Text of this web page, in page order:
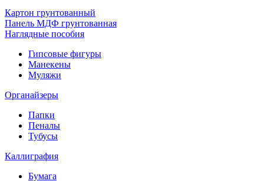
Картон грунтованный
Панель МДФ грунтованная
Наглядные пособия
Гипсовые фигуры
Манекены
Муляжи
Органайзеры
Папки
Пеналы
Тубусы
Каллиграфия
Бумага